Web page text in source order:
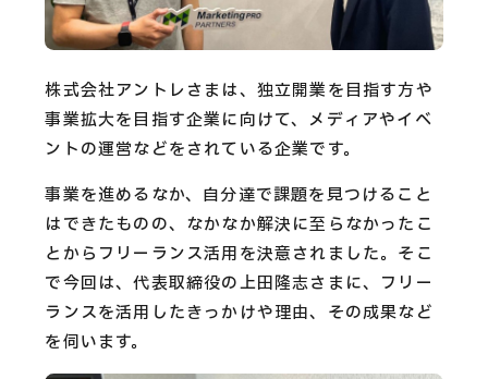
Privacy Policy
Security Action
株式会社アントレさまは、独立開業を目指す方や
事業拡大を目指す企業に向けて、メディアやイベ
ントの運営などをされている企業です。
事業を進めるなか、自分達で課題を見つけること
はできたものの、なかなか解決に至らなかったこ
とからフリーランス活用を決意されました。そこ
で今回は、代表取締役の上田隆志さまに、フリー
ランスを活用したきっかけや理由、その成果など
を伺います。